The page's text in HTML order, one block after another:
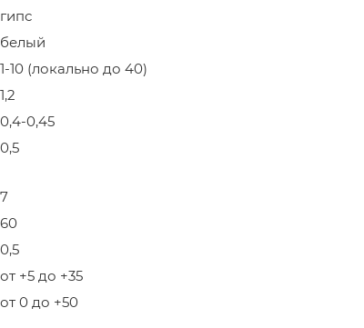
гипс
белый
1-10 (локально до 40)
1,2
0,4-0,45
0,5
7
60
0,5
от +5 до +35
от 0 до +50